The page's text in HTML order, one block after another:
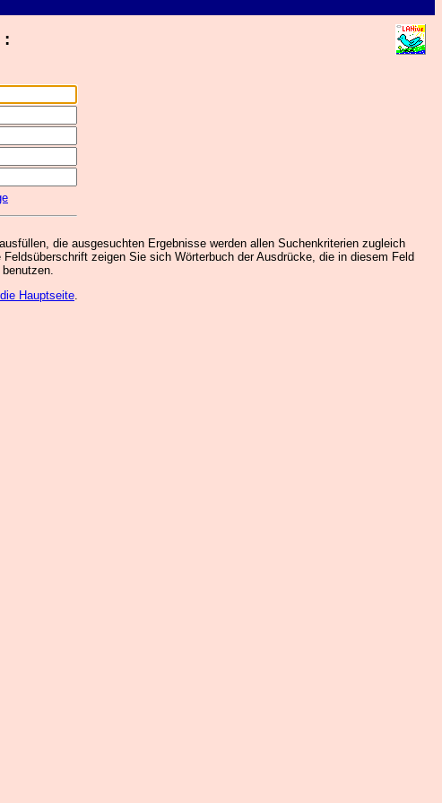
:
die ausgesuchten Ergebnisse werden allen Suchenkriterien zugleich
zeigen Sie sich Wörterbuch der Ausdrücke, die in diesem Feld
benutzen.
Hauptseite.